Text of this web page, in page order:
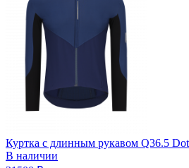
Куртка с длинным рукавом Q36.5
В наличии